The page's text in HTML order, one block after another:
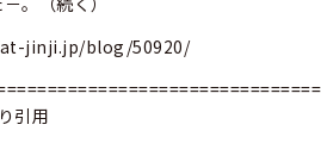
jinji.jp/blog/50920/
引用